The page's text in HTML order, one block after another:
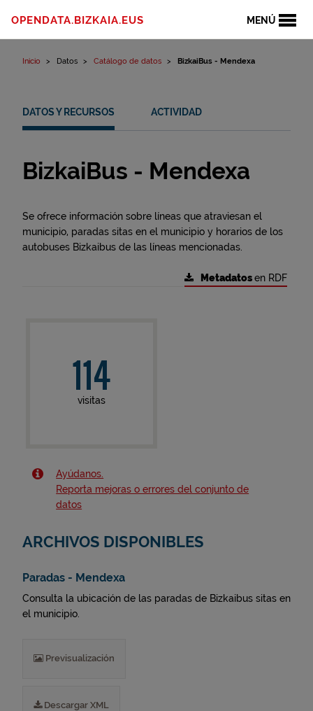
MENÚ
OPENDATA.BIZKAIA.EUS
Inicio Datos Catálogo de datos BizkaiBus - Mendexa
DATOS Y RECURSOS ACTIVIDAD
BizkaiBus - Mendexa
Se ofrece información sobre líneas que atraviesan el
municipio, paradas sitas en el municipio y horarios de los
autobuses Bizkaibus de las líneas mencionadas.
Metadatosen RDF
114
visitas
Ayúdanos.
Reporta mejoras o errores del conjunto de
datos
ARCHIVOS DISPONIBLES
Paradas - Mendexa
Consulta la ubicación de las paradas de Bizkaibus sitas en
el municipio.
Previsualización
Descargar XML